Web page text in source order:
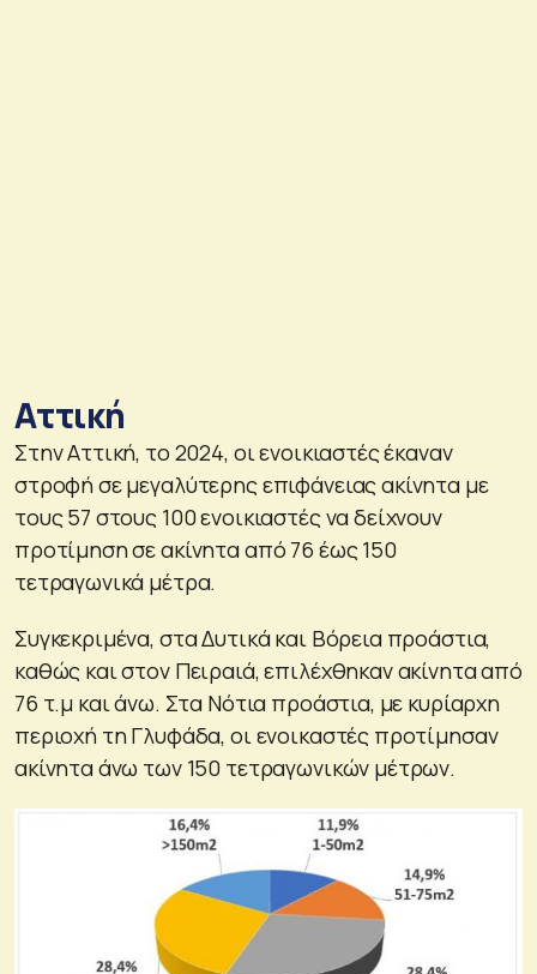
Αττική
Στην Αττική, το 2024, οι ενοικιαστές έκαναν
στροφή σε μεγαλύτερης επιφάνειας ακίνητα με
τους 57 στους 100 ενοικιαστές να δείχνουν
προτίμηση σε ακίνητα από 76 έως 150
τετραγωνικά μέτρα.
Συγκεκριμένα, στα Δυτικά και Βόρεια προάστια,
καθώς και στον Πειραιά, επιλέχθηκαν ακίνητα από
76 τ.μ και άνω. Στα Νότια προάστια, με κυρίαρχη
περιοχή τη Γλυφάδα, οι ενοικαστές προτίμησαν
ακίνητα άνω των 150 τετραγωνικών μέτρων.